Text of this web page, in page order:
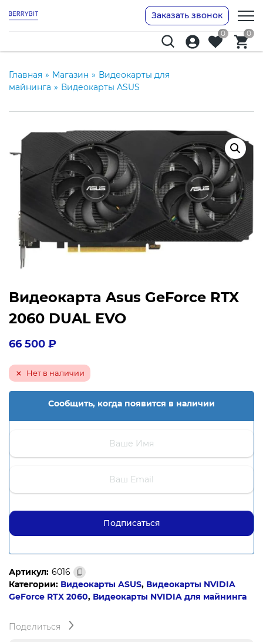
Заказать звонок
0 0
Главная » Магазин » Видеокарты для
майнинга » Видеокарты ASUS
Видеокарта Asus GeForce RTX
2060 DUAL EVO
66 500 ₽
Нет в наличии
Сообщить, когда появится в наличии
Артикул: 6016
Категории: Видеокарты ASUS, Видеокарты NVIDIA
GeForce RTX 2060, Видеокарты NVIDIA для майнинга
Поделиться